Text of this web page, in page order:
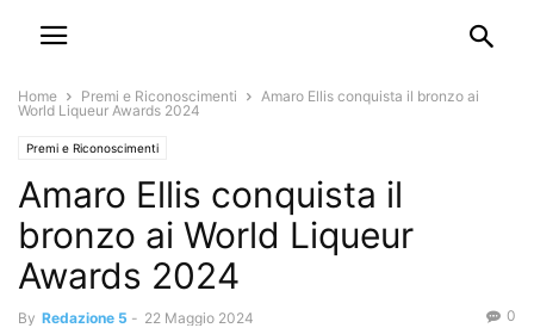
Home Premi e Riconoscimenti
Amaro Ellis conquista il bronzo ai
World Liqueur Awards 2024
Premi e Riconoscimenti
Amaro Ellis conquista il
bronzo ai World Liqueur
Awards 2024
By Redazione 5 - 22 Maggio 2024 0